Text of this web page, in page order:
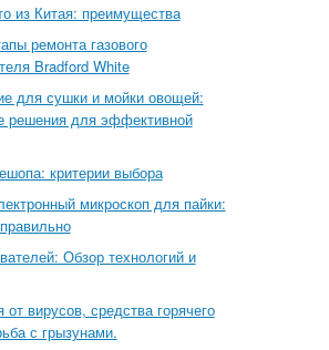
из Китая: преимущества
ремонта газового
Bradford White
для сушки и мойки овощей:
решения для эффективной
критерии выбора
микроскоп для пайки:
Обзор технологий и
вирусов, средства горячего
с грызунами.